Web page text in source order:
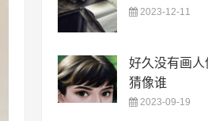
2023-12-11
好久没有画
猜像谁
2023-09-19